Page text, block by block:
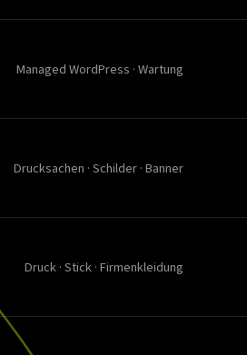
Managed WordPress · Wartung
Drucksachen · Schilder · Banner
Druck · Stick · Firmenkleidung